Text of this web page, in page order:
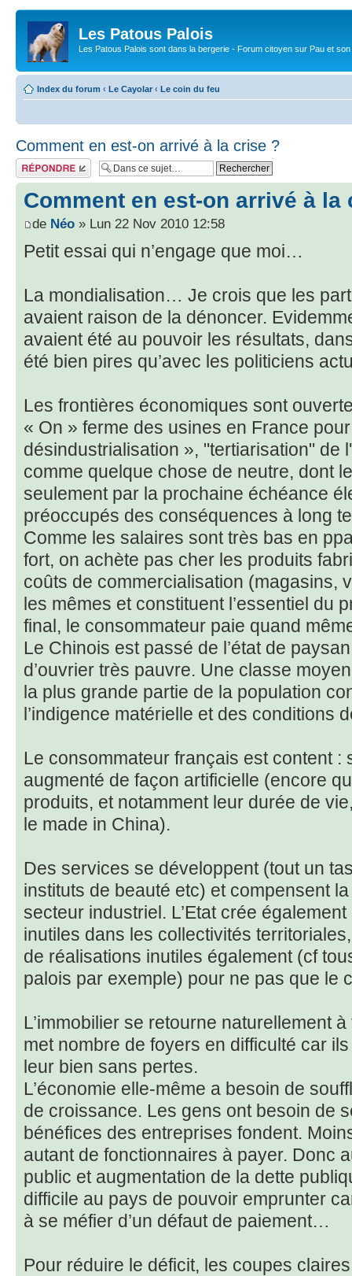
Les Patous Palois
Les Patous Palois sont dans la bergerie - Forum citoyen sur Pau et son
Index du forum ‹ Le Cayolar ‹ Le coin du feu
Comment en est-on arrivé à la crise ?
Répondre
Comment en est-on arrivé à la
de Néo » Lun 22 Nov 2010 12:58
Petit essai qui n’engage que moi…
La mondialisation… Je crois que les
avaient raison de la dénoncer.
avaient été au pouvoir les résultats,
été bien pires qu’avec les politiciens
Les frontières économiques sont
« On » ferme des usines en France
désindustrialisation », "tertiarisation" de
comme quelque chose de neutre, dont
seulement par la prochaine échéance
préoccupés des conséquences à long
Comme les salaires sont très bas en
fort, on achète pas cher les produits
coûts de commercialisation (magasins,
les mêmes et constituent l’essentiel du
final, le consommateur paie quand
Le Chinois est passé de l’état de
d’ouvrier très pauvre. Une classe
la plus grande partie de la population
l’indigence matérielle et des conditions
Le consommateur français est content :
augmenté de façon artificielle (encore
produits, et notamment leur durée de
le made in China).
Des services se développent (tout un
instituts de beauté etc) et compensent
secteur industriel. L’Etat crée
inutiles dans les collectivités
de réalisations inutiles également (cf
palois par exemple) pour ne pas que le
L’immobilier se retourne naturellement
met nombre de foyers en difficulté car
leur bien sans pertes.
L’économie elle-même a besoin de
de croissance. Les gens ont besoin de
bénéfices des entreprises fondent.
autant de fonctionnaires à payer. Donc
public et augmentation de la dette
difficile au pays de pouvoir emprunter
à se méfier d’un défaut de paiement…
Pour réduire le déficit, les coupes